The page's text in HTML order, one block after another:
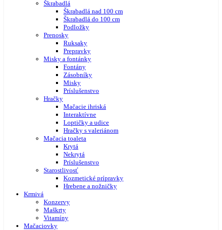
Škrabadlá
Škrabadlá nad 100 cm
Škrabadlá do 100 cm
Podložky
Prenosky
Ruksaky
Prepravky
Misky a fontánky
Fontány
Zásobníky
Misky
Príslušenstvo
Hračky
Mačacie ihriská
Interaktívne
Loptičky a udice
Hračky s valeriánom
Mačacia toaleta
Krytá
Nekrytá
Príslušenstvo
Starostlivosť
Kozmetické prípravky
Hrebene a nožničky
Krmivá
Konzervy
Maškrty
Vitamíny
Mačaciovky